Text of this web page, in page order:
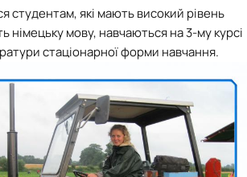
студентам, які мають високий рівень
німецьку мову, навчаються на 3-му курсі
стаціонарної форми навчання.